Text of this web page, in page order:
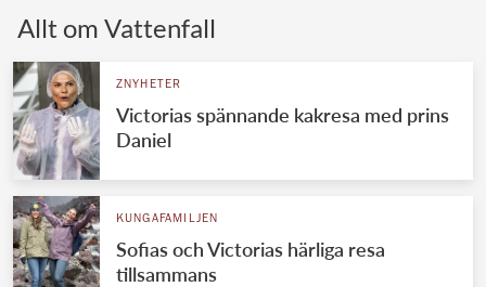
UTLÄNDSKT
VÄRLDENS KUNGAHUS
Svenska kungahuset
Brittiska kungahuset
Allt om Vattenfall
ZNYHETER
Victorias spännande kakresa med prins
Daniel
KUNGAFAMILJEN
Sofias och Victorias härliga resa
tillsammans